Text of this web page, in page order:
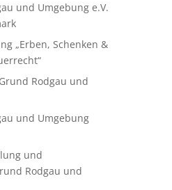
und Umgebung e.V.
„Erben, Schenken &
Rodgau und
und Umgebung
und
Rodgau und